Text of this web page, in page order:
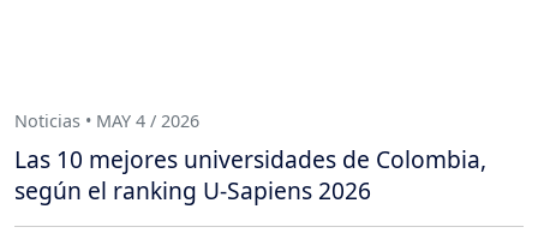
Noticias • MAY 4 / 2026
Las 10 mejores universidades de Colombia,
según el ranking U-Sapiens 2026